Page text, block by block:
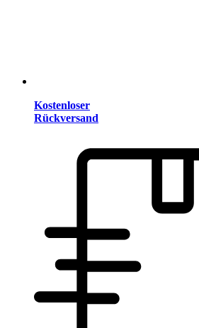
Kostenloser
Rückversand